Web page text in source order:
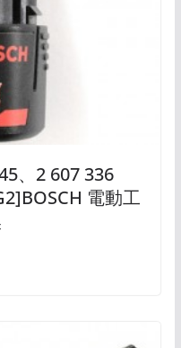
、2 607 336
電動工